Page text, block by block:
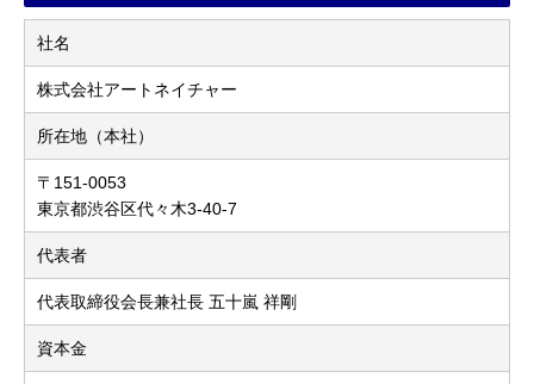
社名
株式会社アートネイチャー
所在地（本社）
〒151-0053
東京都渋谷区代々木3-40-7
代表者
代表取締役会長兼社長 五十嵐 祥剛
資本金